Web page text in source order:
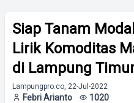
Siap Tanam
Lirik Komoditas
di Lampung
Lampungpro.co, 22-Jul-2022
Febri Arianto 1020